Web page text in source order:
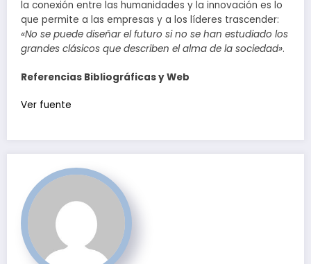
la conexión entre las humanidades y la innovación es lo
que permite a las empresas y a los líderes trascender:
«No se puede diseñar el futuro si no se han estudiado los
grandes clásicos que describen el alma de la sociedad».
Referencias Bibliográficas y Web
Navegación
entradas
Ver fuente